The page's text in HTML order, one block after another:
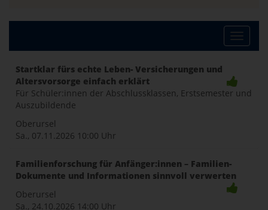
Toggle
Startklar fürs echte Leben- Versicherungen und
Altersvorsorge einfach erklärt
Für Schüler:innen der Abschlussklassen, Erstsemester und
Auszubildende
Oberursel
Sa., 07.11.2026 10:00 Uhr
Familienforschung für Anfänger:innen – Familien-
Dokumente und Informationen sinnvoll verwerten
Oberursel
Sa., 24.10.2026 14:00 Uhr